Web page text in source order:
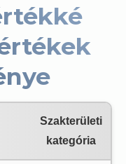
Szakterületi
kategória